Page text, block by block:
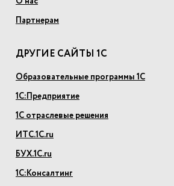
Партнерам
ДРУГИЕ САЙТЫ 1С
Образовательные программы 1С
1С:Предприятие
1С отраслевые решения
ИТС.1С.ru
БУХ.1С.ru
1С:Консалтинг